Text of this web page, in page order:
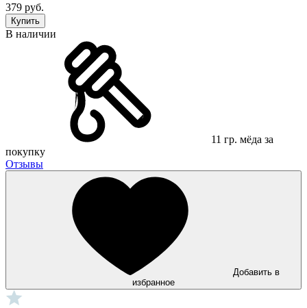
379 руб.
Купить
В наличии
11 гр. мёда за
покупку
Отзывы
Добавить в
избранное